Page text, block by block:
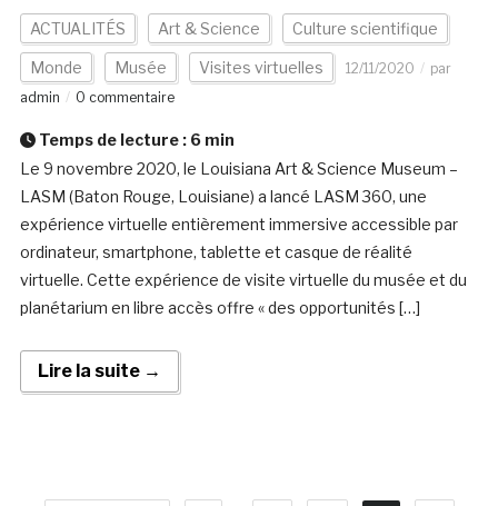
ACTUALITÉS Art & Science Culture scientifique
Monde Musée Visites virtuelles 12/11/2020
par
admin
0 commentaire
Temps de lecture : 6 min
Le 9 novembre 2020, le Louisiana Art & Science Museum –
LASM (Baton Rouge, Louisiane) a lancé LASM 360, une
expérience virtuelle entièrement immersive accessible par
ordinateur, smartphone, tablette et casque de réalité
virtuelle. Cette expérience de visite virtuelle du musée et du
planétarium en libre accès offre « des opportunités […]
Lire la suite →